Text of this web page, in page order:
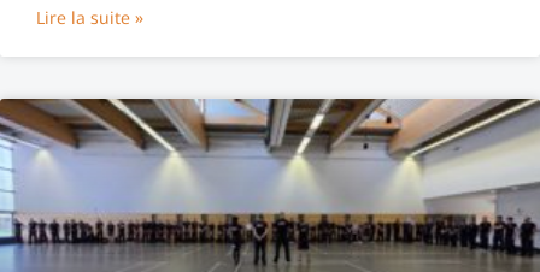
Lire la suite »